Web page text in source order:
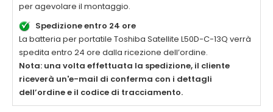
per agevolare il montaggio.
Spedizione entro 24 ore
La batteria per portatile Toshiba Satellite L50D-C-13Q verrà
spedita entro 24 ore dalla ricezione dell’ordine.
Nota: una volta effettuata la spedizione, il cliente
riceverà un'e-mail di conferma con i dettagli
dell’ordine e il codice di tracciamento.